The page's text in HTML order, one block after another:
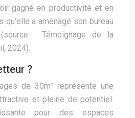
gagné en productivité et en
a aménagé son bureau
: Témoignage de la
2024).
?
de 30m² représente une
et pleine de potentiel.
pour des espaces